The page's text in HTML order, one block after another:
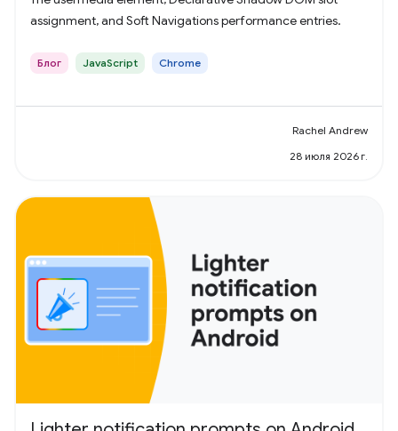
assignment, and Soft Navigations performance entries.
Блог JavaScript Chrome
Rachel Andrew
28 июля 2026 г.